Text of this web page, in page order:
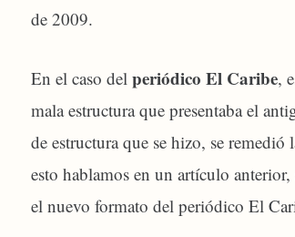
de 2009.
En el caso delperiódico El Caribe,
mala estructura que presentaba el
de estructura que se hizo, se
esto hablamos en un artículo
el nuevo formato del periódico El